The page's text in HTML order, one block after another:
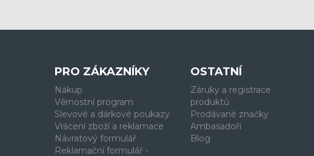
PRO ZÁKAZNÍKY
Nákup
Věrnostní program
Slevové a dárkové poukazy
Vrácení zboží a reklamace
Návratový formulář
Reklamační formulář -
OSTATNÍ
Záruky a registrace
produktů
Prodávané značky
Ambasadoři
Blog